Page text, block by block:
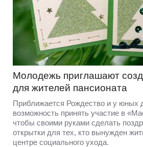
Молодежь приглашают
для жителей пансионата
Приближается Рождество и у юных
возможность принять участие в
чтобы своими руками сделать
открытки для тех, кто вынужден
центре социального ухода.